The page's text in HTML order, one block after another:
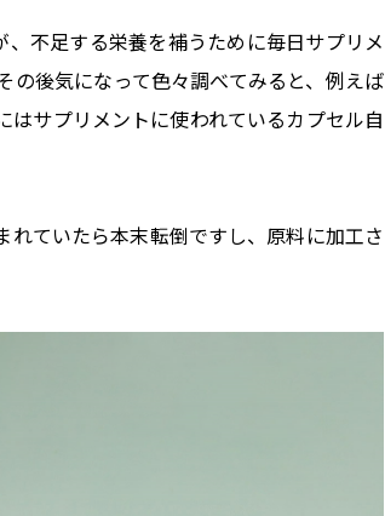
不足する栄養を補うために毎日サプリメ
の後気になって色々調べてみると、例えば
はサプリメントに使われているカプセル自
ていたら本末転倒ですし、原料に加工さ